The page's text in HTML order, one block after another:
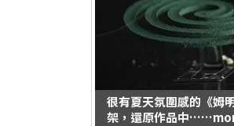
很有夏天氛圍感的《姆
架，還原作品中